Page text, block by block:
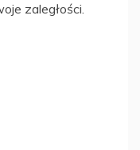
zaległości.